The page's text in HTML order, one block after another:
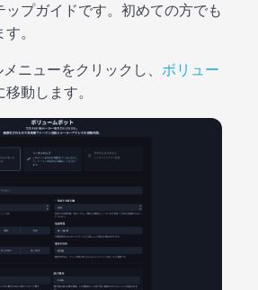
ップガイドです。初めての方でも
。
ニューをクリックし、 ボリュー
移動します。